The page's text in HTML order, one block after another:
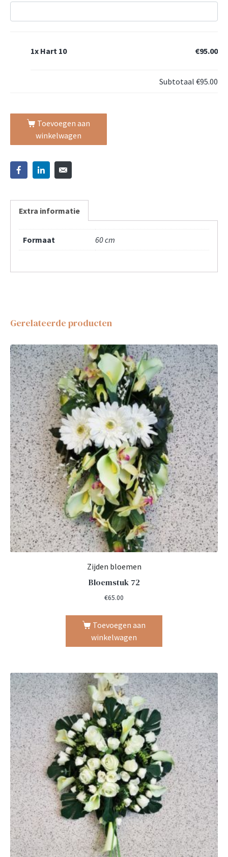
1x Hart 10 €95.00
Subtotaal €95.00
Toevoegen aan
winkelwagen
Extra informatie
Formaat 60 cm
Gerelateerde producten
Zijden bloemen
Bloemstuk 72
€65.00
Toevoegen aan
winkelwagen